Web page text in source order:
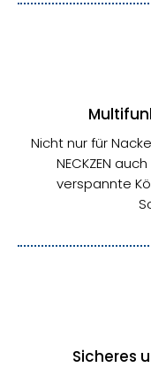
Nicht nur für
NECKZEN
verspannte
Sicheres